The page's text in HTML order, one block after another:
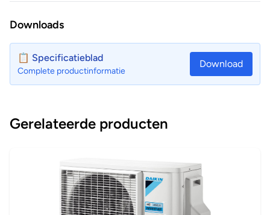
Downloads
📋 Specificatieblad
Complete productinformatie
Download
Gerelateerde producten